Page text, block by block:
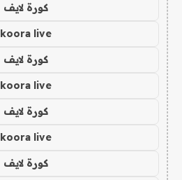
كورة لايف
koora live
كورة لايف
koora live
كورة لايف
koora live
كورة لايف